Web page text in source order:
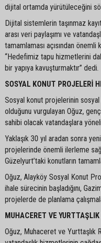
dijital ortamda yürütüleceğini
Dijital sistemlerin taşınmaz
arası veri paylaşımı ve
tamamlaması açısından önemli
“Hedefimiz tapu hizmetlerini
bir yapıya kavuşturmaktır” dedi.
SOSYAL KONUT PROJELERİ
Sosyal konut projelerinin sosyal
olduğunu vurgulayan Oğuz,
sahibi olacak vatandaşlara
Yaklaşık 30 yıl aradan sonra
projelerinde önemli ilerleme
Güzelyurt’taki konutların
Oğuz, Alayköy Sosyal Konut
ihale sürecinin başladığını,
projelerde de planlama
MUHACERET VE
Oğuz, Muhaceret ve Yurttaşlık